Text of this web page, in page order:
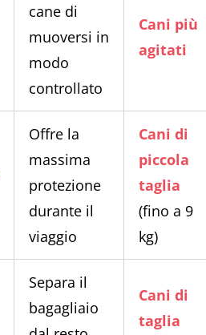
cane di
muoversi in
modo
controllato
Cani più
agitati
Offre la
massima
protezione
durante il
viaggio
Cani di
piccola
taglia
(fino a 9
kg)
Separa il
bagagliaio
Cani di
taglia